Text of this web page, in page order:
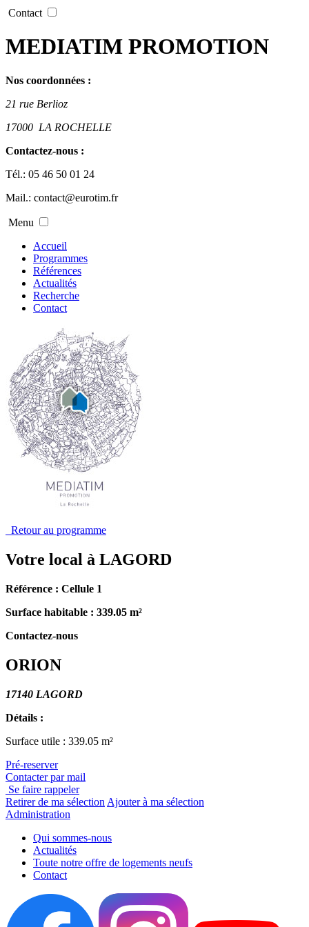
Contact
MEDIATIM PROMOTION
Nos coordonnées :
21 rue Berlioz
17000 LA ROCHELLE
Contactez-nous :
Tél.: 05 46 50 01 24
Mail.: contact@eurotim.fr
Menu
Accueil
Programmes
Références
Actualités
Recherche
Contact
Retour au programme
Votre local à LAGORD
Référence : Cellule 1
Surface habitable : 339.05 m²
Contactez-nous
ORION
17140 LAGORD
Détails :
Surface utile : 339.05 m²
Pré-reserver
Contacter par mail
Se faire rappeler
Retirer de ma sélection Ajouter à ma sélection
Administration
Qui sommes-nous
Actualités
Toute notre offre de logements neufs
Contact